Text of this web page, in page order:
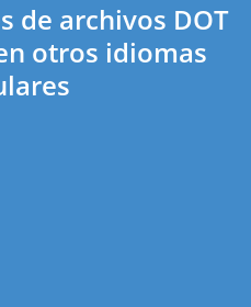
de archivos DOT
otros idiomas